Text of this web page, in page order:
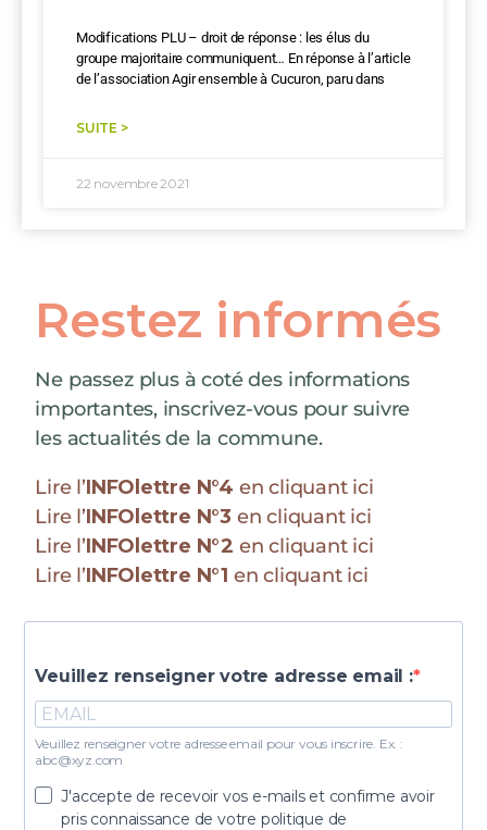
Modifications PLU – droit de réponse : les élus du
groupe majoritaire communiquent… En réponse à l’article
de l’association Agir ensemble à Cucuron, paru dans
SUITE >
22 novembre 2021
Restez informés
Ne passez plus à coté des informations
importantes, inscrivez-vous pour suivre
les actualités de la commune.
Lire l’INFOlettre N°4 en cliquant ici
Lire l’INFOlettre N°3 en cliquant ici
Lire l’INFOlettre N°2 en cliquant ici
Lire l’INFOlettre N°1 en cliquant ici
Veuillez renseigner votre adresse email :
Veuillez renseigner votre adresse email pour vous inscrire. Ex. :
abc@xyz.com
J'accepte de recevoir vos e-mails et confirme avoir
pris connaissance de votre politique de